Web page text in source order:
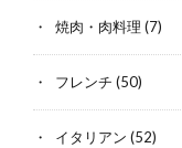
焼肉・肉料理 (7)
フレンチ (50)
イタリアン (52)